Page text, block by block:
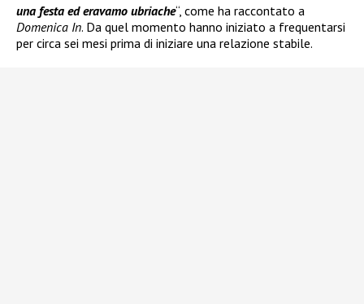
una festa ed eravamo ubriache“, come ha raccontato a
Domenica In. Da quel momento hanno iniziato a frequentarsi
per circa sei mesi prima di iniziare una relazione stabile.